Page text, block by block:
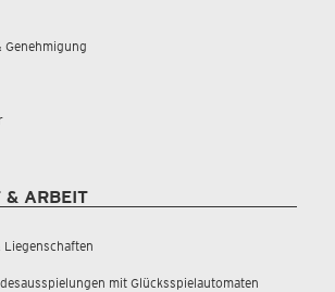
& ARBEIT
mit Glücksspielautomaten